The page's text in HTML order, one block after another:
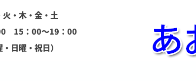
・木・金・土
15：00～19：00
日曜・祝日）